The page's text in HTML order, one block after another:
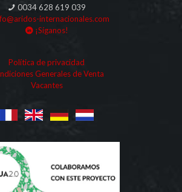
0034 628 619 039
internacionales.com
¡Síganos!
Política de privacidad
Generales de Venta
Vacantes